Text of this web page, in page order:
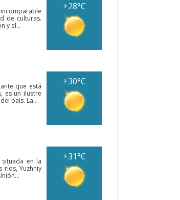
+28°C
de culturas.
y el...
+30°C
que está
es un ilustre
país. La...
+31°C
en la
ríos, Yuzhniy